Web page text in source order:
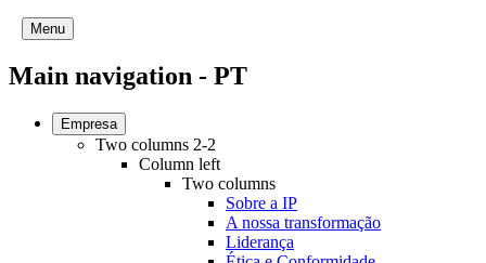
Menu
Main navigation - PT
Empresa
Two columns 2-2
Column left
Two columns
Sobre a IP
A nossa transformação
Liderança